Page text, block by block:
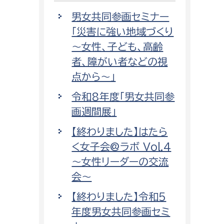
男女共同参画セミナー
「災害に強い地域づくり
～女性、子ども、高齢
者、障がい者などの視
点から～」
令和8年度「男女共同参
画週間展」
【終わりました】はたら
く女子会@ラボ Vol.4
～女性リーダーの交流
会～
【終わりました】令和5
年度男女共同参画セミ